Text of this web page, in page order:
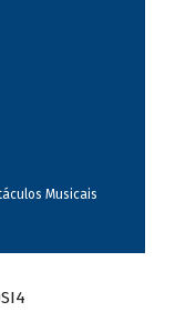
Musicais